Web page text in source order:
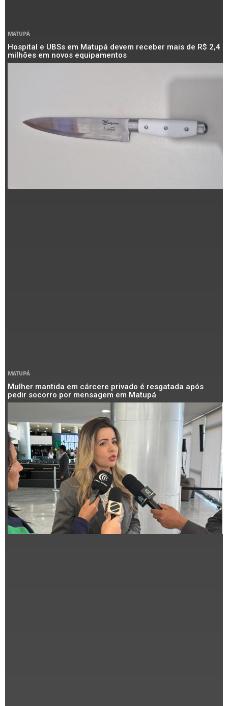
MATUPÁ
Hospital e UBSs em Matupá devem receber mais de R$ 2,4
milhões em novos equipamentos
MATUPÁ
Mulher mantida em cárcere privado é resgatada após
pedir socorro por mensagem em Matupá